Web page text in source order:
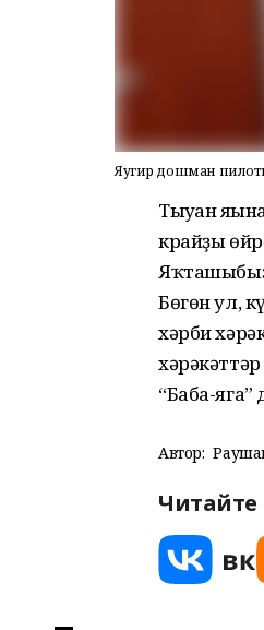
Яугир дошман
Тыуған
крайҙы
Бөгөн ул,
хәрби
“Баба-
Автор:
Читайте